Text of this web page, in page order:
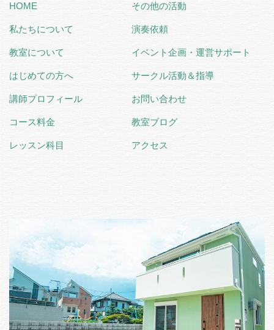
HOME
私たちについて
教室について
はじめての方へ
講師プロフィール
コース料金
レッスン科目
その他の活動
演奏依頼
イベント企画・運営サポート
サークル活動＆指導
お問い合わせ
教室ブログ
アクセス